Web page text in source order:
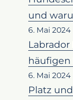
und
6. Mai 2024
häufigen
6. Mai 2024
Platz